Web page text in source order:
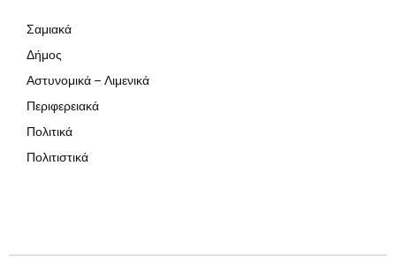
Σαμιακά
Δήμος
Αστυνομικά – Λιμενικά
Περιφερειακά
Πολιτικά
Πολιτιστικά